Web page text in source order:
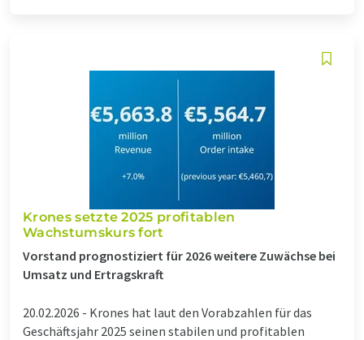
Krones setzte 2025 profitablen
Wachstumskurs fort
Vorstand prognostiziert für 2026 weitere Zuwächse bei
Umsatz und Ertragskraft
20.02.2026 - Krones hat laut den Vorabzahlen für das
Geschäftsjahr 2025 seinen stabilen und profitablen